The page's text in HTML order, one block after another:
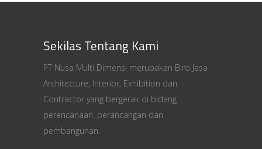
Sekilas Tentang Kami
PT Nusa Multi Dimensi merupakan Biro Jasa
Architecture, Interior, Exhibition dan
Contractor yang bergerak di bidang
perencanaan, perancangan dan
pembangunan.